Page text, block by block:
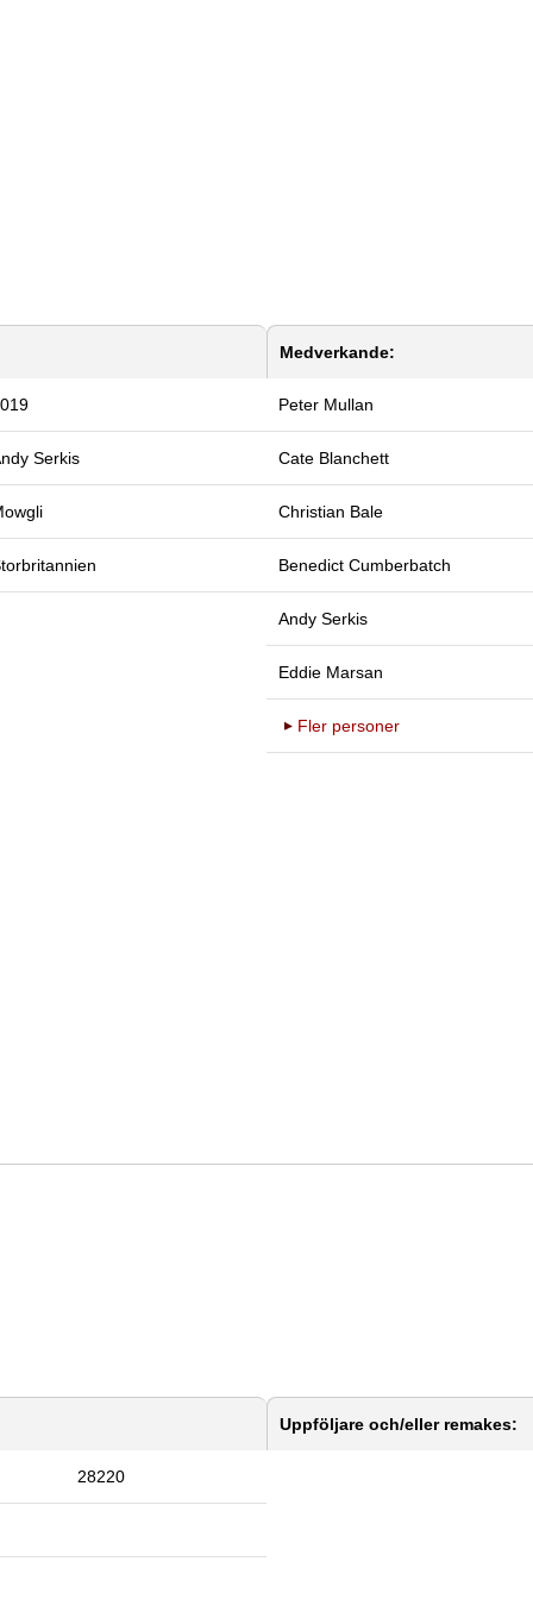
Serkis
Medverkande:
Peter Mullan
Cate Blanchett
Christian Bale
Benedict Cumberbatch
Andy Serkis
Eddie Marsan
Fler personer
28220
Uppföljare och/eller remakes: